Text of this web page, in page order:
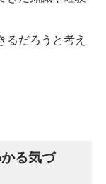
るだろうと考え
る気づ